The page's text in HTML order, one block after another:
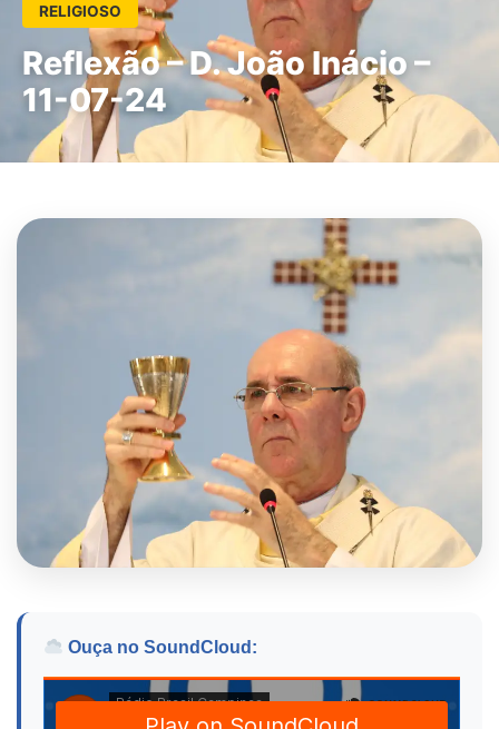
RELIGIOSO
Reflexão – D. João Inácio –
11-07-24
Ouça no SoundCloud: